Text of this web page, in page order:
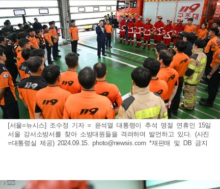
[서울=뉴시스] 조수정 기자 = 윤석열 대통령이 추석 명절 연휴인 15일
서울 강서소방서를 찾아 소방대원들을 격려하며 발언하고 있다. (사진
=대통령실 제공) 2024.09.15.photo@newsis.com *재판매 및 DB 금지